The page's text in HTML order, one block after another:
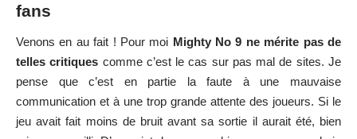
fans
Venons en au fait ! Pour moi Mighty No 9 ne mérite pas de
telles critiques comme c’est le cas sur pas mal de sites. Je
pense que c’est en partie la faute à une mauvaise
communication et à une trop grande attente des joueurs. Si le
jeu avait fait moins de bruit avant sa sortie il aurait été, bien